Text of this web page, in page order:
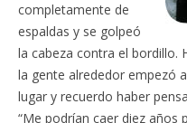
completamente de
espaldas y se golpeó
la cabeza contra el bordillo.
la gente alrededor empezó
lugar y recuerdo haber
“Me podrían caer diez años